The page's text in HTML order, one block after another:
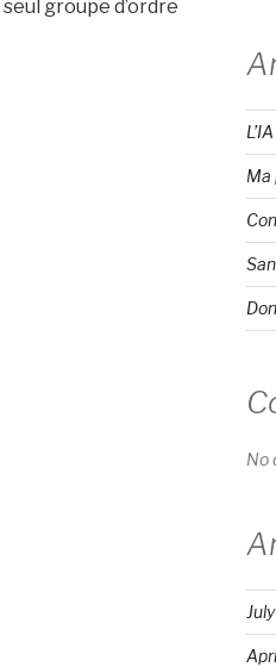
groupe d’ordre
L’IA
Ma
Don
No